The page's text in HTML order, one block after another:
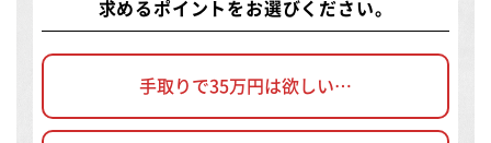
求めるポイントをお選びください。
手取りで35万円は欲しい…